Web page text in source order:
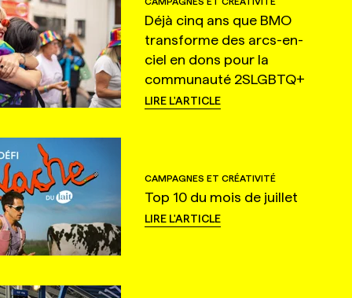
Déjà cinq ans que BMO
transforme des arcs-en-
ciel en dons pour la
communauté 2SLGBTQ+
LIRE L'ARTICLE
CAMPAGNES ET CRÉATIVITÉ
Top 10 du mois de juillet
LIRE L'ARTICLE